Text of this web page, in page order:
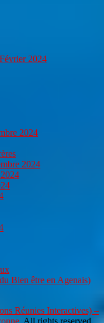
2024
2024
2024
Bien être en Agenais)
Réunies Interactives) –
. All rights reserved.